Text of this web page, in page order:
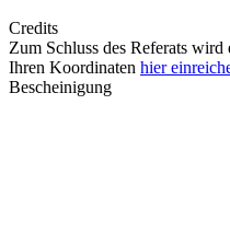
Credits
Zum Schluss des Referats wird
Ihren Koordinaten hier
Bescheinigung